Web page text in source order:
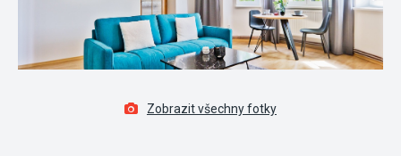
Zobrazit všechny fotky